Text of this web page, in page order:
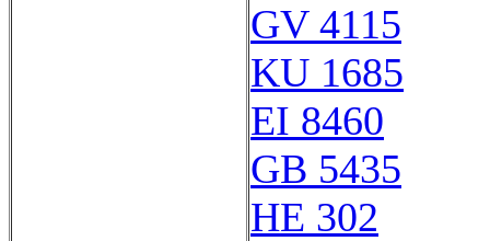
GV 4115
KU 1685
EI 8460
GB 5435
HE 302